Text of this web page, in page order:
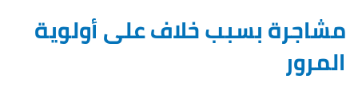
مشاجرة بسبب خلاف على أولوية
المرور